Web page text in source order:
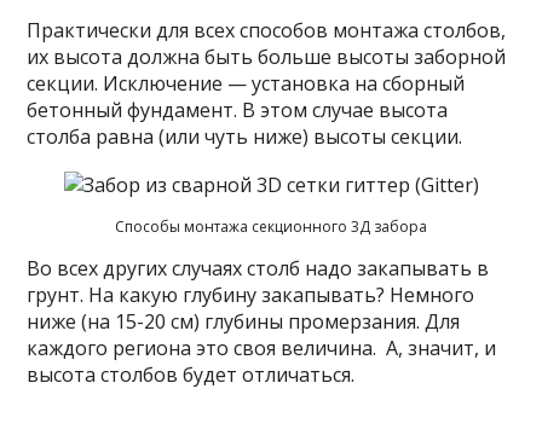
Практически для всех способов монтажа столбов,
их высота должна быть больше высоты заборной
секции. Исключение — установка на сборный
бетонный фундамент. В этом случае высота
столба равна (или чуть ниже) высоты секции.
Способы монтажа секционного 3Д забора
Во всех других случаях столб надо закапывать в
грунт. На какую глубину закапывать? Немного
ниже (на 15-20 см) глубины промерзания. Для
каждого региона это своя величина. А, значит, и
высота столбов будет отличаться.